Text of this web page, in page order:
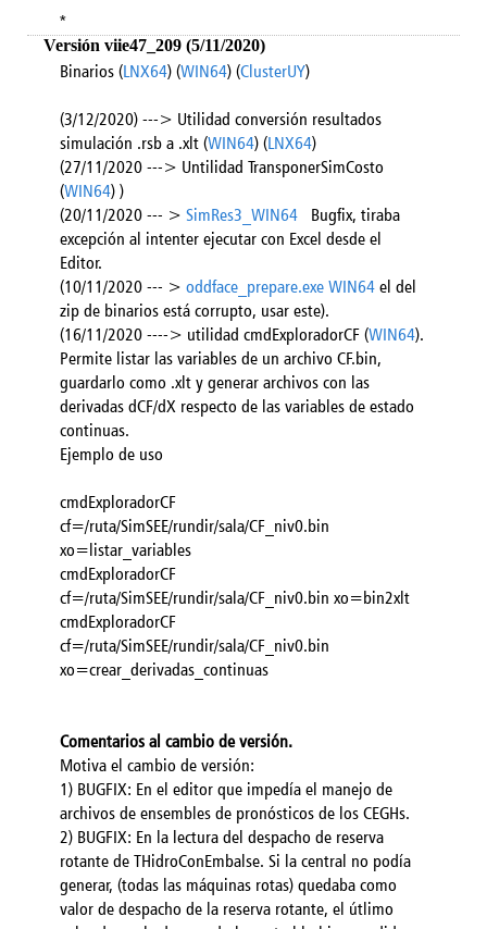
*
Versión viie47_209 (5/11/2020)
Binarios (LNX64) (WIN64) (ClusterUY)
(3/12/2020) ---> Utilidad conversión resultados
simulación .rsb a .xlt (WIN64) (LNX64)
(27/11/2020 ---> Untilidad TransponerSimCosto
(WIN64) )
(20/11/2020 --- > SimRes3_WIN64 Bugfix, tiraba
excepción al intenter ejecutar con Excel desde el
Editor.
(10/11/2020 --- > oddface_prepare.exe WIN64 el del
zip de binarios está corrupto, usar este).
(16/11/2020 ----> utilidad cmdExploradorCF (WIN64).
Permite listar las variables de un archivo CF.bin,
guardarlo como .xlt y generar archivos con las
derivadas dCF/dX respecto de las variables de estado
continuas.
Ejemplo de uso
cmdExploradorCF
cf=/ruta/SimSEE/rundir/sala/CF_niv0.bin
xo=listar_variables
cmdExploradorCF
cf=/ruta/SimSEE/rundir/sala/CF_niv0.bin xo=bin2xlt
cmdExploradorCF
cf=/ruta/SimSEE/rundir/sala/CF_niv0.bin
xo=crear_derivadas_continuas
Comentarios al cambio de versión.
Motiva el cambio de versión:
1) BUGFIX: En el editor que impedía el manejo de
archivos de ensembles de pronósticos de los CEGHs.
2) BUGFIX: En la lectura del despacho de reserva
rotante de THidroConEmbalse. Si la central no podía
generar, (todas las máquinas rotas) quedaba como
valor de despacho de la reserva rotante, el útlimo